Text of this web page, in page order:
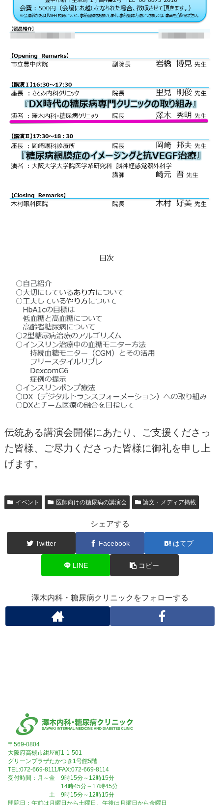
伝統ある講演会開催にあたり、ご支援くださっ
た皆様、ご尽力くださった皆様に御礼を申し上
げます。
イベント 医師向けの糖尿病の講演会 論文・メディア掲載
シェアする
Twitter Facebook はてブ
LINE コピー
澤木内科・糖尿病クリニックをフォローする
〒569-0804
大阪府高槻市紺屋町1-1-501
グリーンプラザたかつき1号館5階
TEL:072-669-8111/FAX:072-669-8114
受付時間：月～金 9時15分～12時15分
14時45分～17時45分
土 9時15分～12時15分
開院日：午前は月曜日から土曜日、午後は月曜日から金曜日